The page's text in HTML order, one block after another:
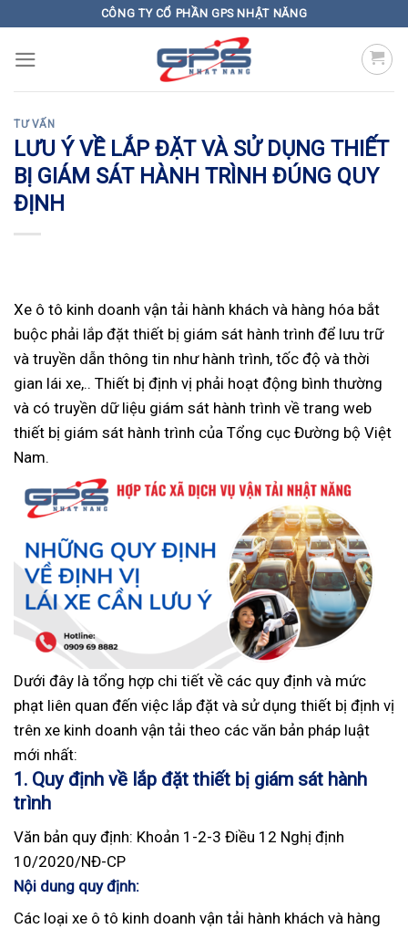
content
CÔNG TY CỔ PHẦN GPS NHẬT NĂNG
TƯ VẤN
LƯU Ý VỀ LẮP ĐẶT VÀ SỬ DỤNG THIẾT
BỊ GIÁM SÁT HÀNH TRÌNH ĐÚNG QUY
ĐỊNH
Xe ô tô kinh doanh vận tải hành khách và hàng hóa bắt
buộc phải lắp đặt thiết bị giám sát hành trình để lưu trữ
và truyền dẫn thông tin như hành trình, tốc độ và thời
gian lái xe,.. Thiết bị định vị phải hoạt động bình thường
và có truyền dữ liệu giám sát hành trình về trang web
thiết bị giám sát hành trình của Tổng cục Đường bộ Việt
Nam.
Dưới đây là tổng hợp chi tiết về các quy định và mức
phạt liên quan đến việc lắp đặt và sử dụng thiết bị định vị
trên xe kinh doanh vận tải theo các văn bản pháp luật
mới nhất:
1. Quy định về lắp đặt thiết bị giám sát hành
trình
Văn bản quy định: Khoản 1-2-3 Điều 12 Nghị định
10/2020/NĐ-CP
Nội dung quy định:
Các loại xe ô tô kinh doanh vận tải hành khách và hàng